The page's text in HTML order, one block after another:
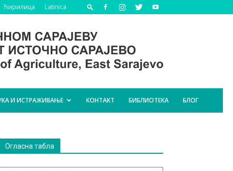
Ћирилица Latinica
И ИСТРАЖИВАЊЕ КОНТАКТ БИБЛИОТЕКА БЛОГ
Огласна табла